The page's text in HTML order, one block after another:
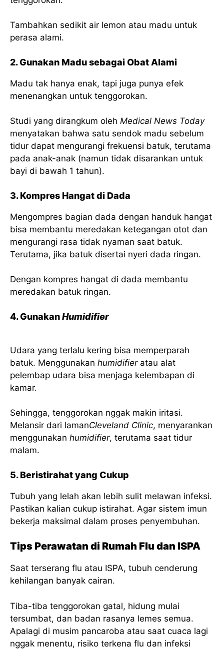
Tambahkan sedikit air lemon atau madu untuk
perasa alami.
2. Gunakan Madu sebagai Obat Alami
Madu tak hanya enak, tapi juga punya efek
menenangkan untuk tenggorokan.
Studi yang dirangkum oleh Medical News Today
menyatakan bahwa satu sendok madu sebelum
tidur dapat mengurangi frekuensi batuk, terutama
pada anak-anak (namun tidak disarankan untuk
bayi di bawah 1 tahun).
3. Kompres Hangat di Dada
Mengompres bagian dada dengan handuk hangat
bisa membantu meredakan ketegangan otot dan
mengurangi rasa tidak nyaman saat batuk.
Terutama, jika batuk disertai nyeri dada ringan.
Dengan kompres hangat di dada membantu
meredakan batuk ringan.
4. GunakanHumidifier
Udara yang terlalu kering bisa memperparah
batuk. Menggunakan humidifieratau alat
pelembap udara bisa menjaga kelembapan di
kamar.
Sehingga, tenggorokan nggak makin iritasi.
Melansir dari lamanCleveland Clinic, menyarankan
menggunakan humidifier, terutama saat tidur
malam.
5. Beristirahat yang Cukup
Tubuh yang lelah akan lebih sulit melawan infeksi.
Pastikan kalian cukup istirahat. Agar sistem imun
bekerja maksimal dalam proses penyembuhan.
Tips Perawatan di Rumah Flu dan ISPA
Saat terserang flu atau ISPA, tubuh cenderung
kehilangan banyak cairan.
Tiba-tiba tenggorokan gatal, hidung mulai
tersumbat, dan badan rasanya lemes semua.
Apalagi di musim pancaroba atau saat cuaca lagi
nggak menentu, risiko terkena flu dan infeksi